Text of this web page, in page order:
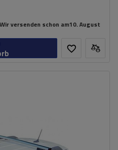
Wir versenden schon am10. August